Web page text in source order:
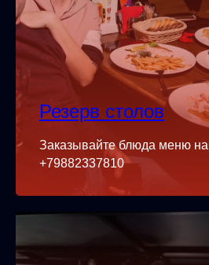
Резерв столов
Заказывайте блюда меню
+79882337810